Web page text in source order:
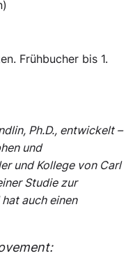
Frühbucher bis 1.
Ph.D., entwickelt –
und
und Kollege von Carl
Studie zur
auch einen